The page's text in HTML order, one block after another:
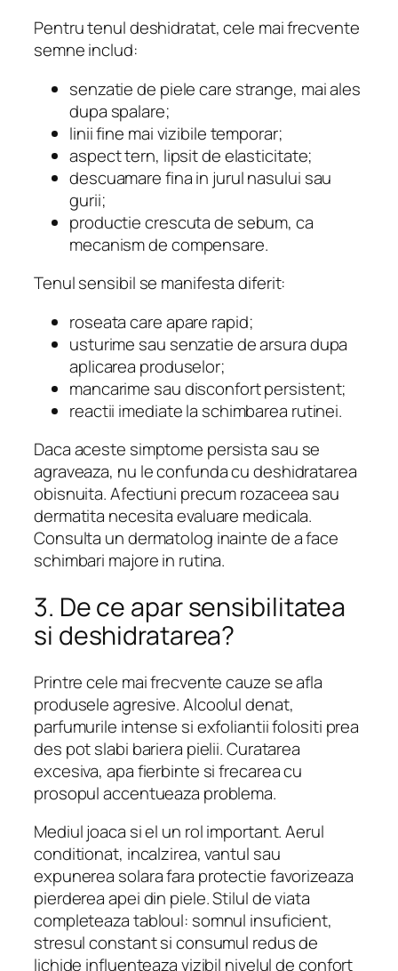
Pentru tenul deshidratat, cele mai frecvente
semne includ:
senzatie de piele care strange, mai ales
dupa spalare;
linii fine mai vizibile temporar;
aspect tern, lipsit de elasticitate;
descuamare fina in jurul nasului sau
gurii;
productie crescuta de sebum, ca
mecanism de compensare.
Tenul sensibil se manifesta diferit:
roseata care apare rapid;
usturime sau senzatie de arsura dupa
aplicarea produselor;
mancarime sau disconfort persistent;
reactii imediate la schimbarea rutinei.
Daca aceste simptome persista sau se
agraveaza, nu le confunda cu deshidratarea
obisnuita. Afectiuni precum rozaceea sau
dermatita necesita evaluare medicala.
Consulta un dermatolog inainte de a face
schimbari majore in rutina.
3. De ce apar sensibilitatea
si deshidratarea?
Printre cele mai frecvente cauze se afla
produsele agresive. Alcoolul denat,
parfumurile intense si exfoliantii folositi prea
des pot slabi bariera pielii. Curatarea
excesiva, apa fierbinte si frecarea cu
prosopul accentueaza problema.
Mediul joaca si el un rol important. Aerul
conditionat, incalzirea, vantul sau
expunerea solara fara protectie favorizeaza
pierderea apei din piele. Stilul de viata
completeaza tabloul: somnul insuficient,
stresul constant si consumul redus de
lichide influenteaza vizibil nivelul de confort